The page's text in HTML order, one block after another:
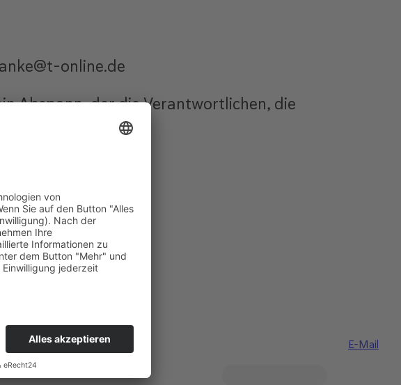
E-Mail
online.de
Abspann, der die Verantwortlichen, die